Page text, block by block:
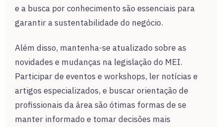
e a busca por conhecimento são essenciais para
garantir a sustentabilidade do negócio.
Além disso, mantenha-se atualizado sobre as
novidades e mudanças na legislação do MEI.
Participar de eventos e workshops, ler notícias e
artigos especializados, e buscar orientação de
profissionais da área são ótimas formas de se
manter informado e tomar decisões mais